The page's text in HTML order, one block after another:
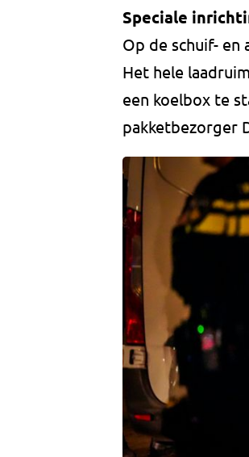
Speciale
Op de schuif- en
Het hele
een koelbox te
pakketbezorger